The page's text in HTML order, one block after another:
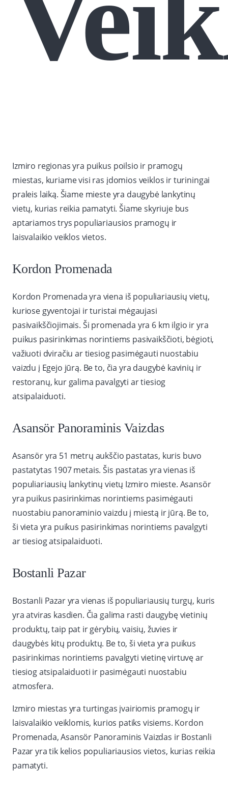
Izmiro regionas yra puikus poilsio ir pramogų
miestas, kuriame visi ras įdomios veiklos ir turiningai
praleis laiką. Šiame mieste yra daugybė lankytinų
vietų, kurias reikia pamatyti. Šiame skyriuje bus
aptariamos trys populiariausios pramogų ir
laisvalaikio veiklos vietos.
Kordon Promenada
Kordon Promenada yra viena iš populiariausių vietų,
kuriose gyventojai ir turistai mėgaujasi
pasivaikščiojimais. Ši promenada yra 6 km ilgio ir yra
puikus pasirinkimas norintiems pasivaikščioti, bėgioti,
važiuoti dviračiu ar tiesiog pasimėgauti nuostabiu
vaizdu į Egejo jūrą. Be to, čia yra daugybė kavinių ir
restoranų, kur galima pavalgyti ar tiesiog
atsipalaiduoti.
Asansör Panoraminis Vaizdas
Asansör yra 51 metrų aukščio pastatas, kuris buvo
pastatytas 1907 metais. Šis pastatas yra vienas iš
populiariausių lankytinų vietų Izmiro mieste. Asansör
yra puikus pasirinkimas norintiems pasimėgauti
nuostabiu panoraminio vaizdu į miestą ir jūrą. Be to,
ši vieta yra puikus pasirinkimas norintiems pavalgyti
ar tiesiog atsipalaiduoti.
Bostanli Pazar
Bostanli Pazar yra vienas iš populiariausių turgų, kuris
yra atviras kasdien. Čia galima rasti daugybę vietinių
produktų, taip pat ir gėrybių, vaisių, žuvies ir
daugybės kitų produktų. Be to, ši vieta yra puikus
pasirinkimas norintiems pavalgyti vietinę virtuvę ar
tiesiog atsipalaiduoti ir pasimėgauti nuostabiu
atmosfera.
Izmiro miestas yra turtingas įvairiomis pramogų ir
laisvalaikio veiklomis, kurios patiks visiems. Kordon
Promenada, Asansör Panoraminis Vaizdas ir Bostanli
Pazar yra tik kelios populiariausios vietos, kurias reikia
pamatyti.